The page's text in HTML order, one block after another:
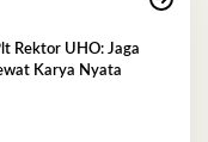
Rektor UHO: Jaga
Karya Nyata